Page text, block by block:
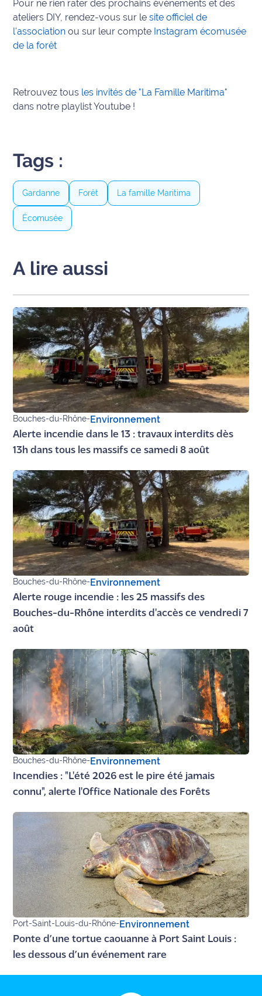
Pour ne rien rater des prochains événements et des
ateliers DIY, rendez-vous sur lesite officiel de
l'association ou sur leur compte Instagram écomusée
de la forêt
Retrouvez tous les invités de "La Famille Maritima"
dans notre playlist Youtube !
Tags :
Gardanne Forêt La famille Maritima
Écomusée
A lire aussi
Bouches-du-Rhône-Environnement
Alerte incendie dans le 13 : travaux interdits dès
13h dans tous les massifs ce samedi 8 août
Bouches-du-Rhône-Environnement
Alerte rouge incendie : les 25 massifs des
Bouches-du-Rhône interdits d'accès ce vendredi 7
août
Bouches-du-Rhône-Environnement
Incendies : "L'été 2026 est le pire été jamais
connu", alerte l'Office Nationale des Forêts
Port-Saint-Louis-du-Rhône-Environnement
Ponte d’une tortue caouanne à Port Saint Louis :
les dessous d’un événement rare